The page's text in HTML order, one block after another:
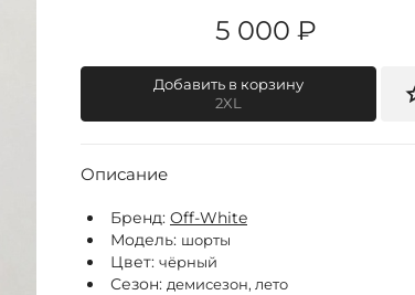
5 000 ₽
Добавить в корзину
2XL
Описание
Бренд: Off-White
Модель: шорты
Цвет: чёрный
Сезон: демисезон, лето